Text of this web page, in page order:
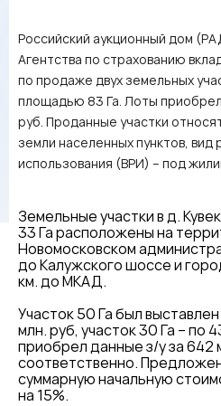
Российский аукционный дом
Агентства по страхованию
по продаже двух земельных
площадью 83 Га. Лоты
руб. Проданные участки
земли населенных пунктов, вид
использования (ВРИ) – под
Земельные участки в д.
33 Га расположены на
Новомосковском
до Калужского шоссе и
км. до МКАД.
Участок 50 Га был
млн. руб, участок 30 Га – по
приобрел данные з/у за 642
соответственно.
суммарную начальную
на 15%.